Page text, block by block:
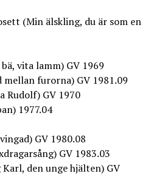
(Min älskling, du är som en
vita lamm) GV 1969
furorna) GV 1981.09
Rudolf) GV 1970
1977.04
GV 1980.08
GV 1983.03
Karl, den unge hjälten) GV